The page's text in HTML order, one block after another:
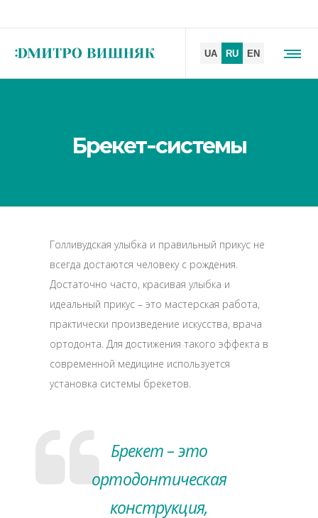
Брекет-системы
Голливудская улыбка и правильный прикус не
всегда достаются человеку с рождения.
Достаточно часто, красивая улыбка и
идеальный прикус – это мастерская работа,
практически произведение искусства, врача
ортодонта. Для достижения такого эффекта в
современной медицине используется
установка системы брекетов.
Брекет – это
ортодонтическая
конструкция,